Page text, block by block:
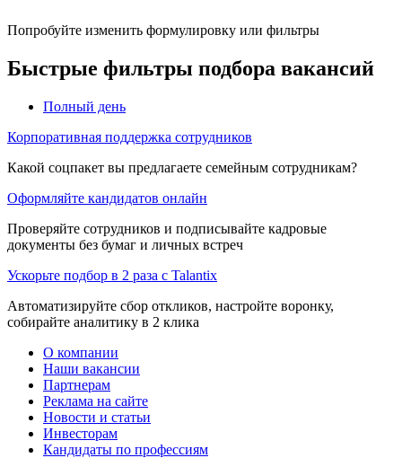
Попробуйте изменить формулировку или фильтры
Быстрые фильтры подбора вакансий
Полный день
Корпоративная поддержка сотрудников
Какой соцпакет вы предлагаете семейным сотрудникам?
Оформляйте кандидатов онлайн
Проверяйте сотрудников и подписывайте кадровые
документы без бумаг и личных встреч
Ускорьте подбор в 2 раза с Talantix
Автоматизируйте сбор откликов, настройте воронку,
собирайте аналитику в 2 клика
О компании
Наши вакансии
Партнерам
Реклама на сайте
Новости и статьи
Инвесторам
Кандидаты по профессиям